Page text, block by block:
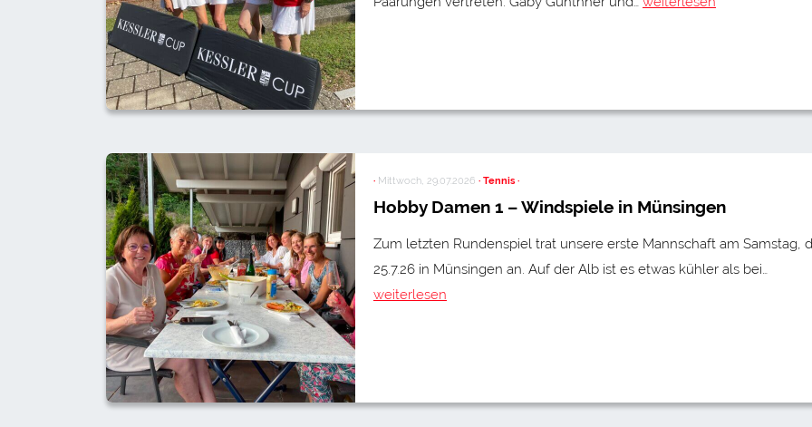
·Mittwoch, 29.07.2026 · Tennis ·
Hobby Damen 1 – Windspiele in Münsingen
Zum letzten Rundenspiel trat unsere erste Mannschaft am Samstag,
25.7.26 in Münsingen an. Auf der Alb ist es etwas kühler als bei…
weiterlesen